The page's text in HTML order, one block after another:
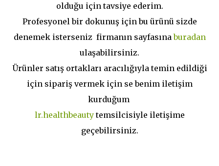
olduğu için tavsiye ederim.
Profesyonel bir dokunuş için bu ürünü sizde
denemek isterseniz firmanın sayfasınaburadan
ulaşabilirsiniz.
Ürünler satış ortakları aracılığıyla temin edildiği
için sipariş vermek için se benim iletişim
kurduğum
lr.healthbeautytemsilcisiyle iletişime
geçebilirsiniz.